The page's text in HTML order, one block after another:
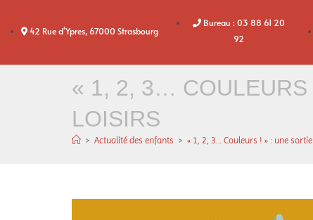
42 Rue d'Ypres, 67000 Strasbourg
Bureau : 03 88 61 20
92
« 1, 2, 3… COULEURS
LOISIRS
> Actualité des enfants > « 1, 2, 3… Couleurs ! » : une